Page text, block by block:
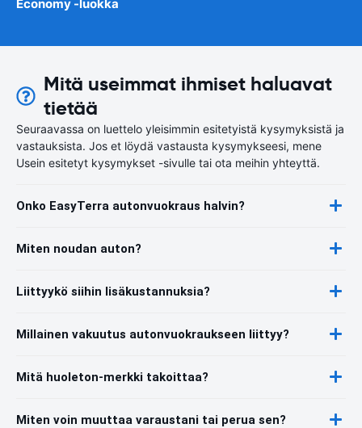
Economy -luokka
Mitä useimmat ihmiset haluavat
tietää
Seuraavassa on luettelo yleisimmin esitetyistä kysymyksistä ja
vastauksista. Jos et löydä vastausta kysymykseesi, mene
Usein esitetyt kysymykset -sivulle tai ota meihin yhteyttä.
Onko EasyTerra autonvuokraus halvin?
Miten noudan auton?
Liittyykö siihin lisäkustannuksia?
Millainen vakuutus autonvuokraukseen liittyy?
Mitä huoleton-merkki takoittaa?
Miten voin muuttaa varaustani tai perua sen?